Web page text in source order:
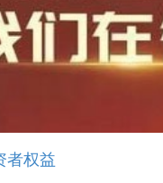
者权益